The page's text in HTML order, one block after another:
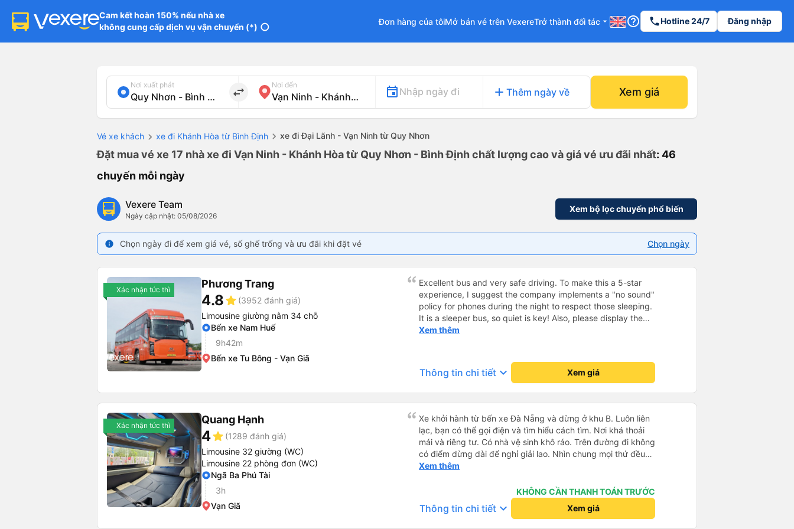
Cam kết hoàn 150% nếu nhà xe
không cung cấp dịch vụ vận chuyển (*) info
Đơn hàng của tôiMở bán vé trên VexereTrở thành đối tác arrow_drop_down help_outline phoneHotline 24/7 Đăng nhập
Nơi xuất phát
import_export
Nơi đến
Nhập ngày đi add Thêm ngày về Xem giá
Vé xe khách xe đi Khánh Hòa từ Bình Định xe đi Đại Lãnh - Vạn Ninh từ Quy Nhơn
Đặt mua vé xe 17 nhà xe đi Vạn Ninh - Khánh Hòa từ Quy Nhơn - Bình Định chất lượng cao và giá vé ưu đãi nhất: 46
chuyến mỗi ngày
Vexere Team
Ngày cập nhật: 05/08/2026
Xem bộ lọc chuyến phổ biến
info Chọn ngày đi để xem giá vé, số ghế trống và ưu đãi khi đặt vé Chọn ngày
Xác nhận tức thì Phương Trang
4.8star (3952 đánh giá)
Limousine giường nằm 34 chỗ
Bến xe Nam Huế
9h42m
Bến xe Tu Bông - Vạn Giã
Excellent bus and very safe driving. To make this a 5-star
experience, I suggest the company implements a "no sound"
policy for phones during the night to respect those sleeping.
It is a sleeper bus, so quiet is key! Also, please display the
Wi-Fi password clearly inside the cabin for convenience. I
hơn, tôi góp ý nhà xe nên có quy định rõ ràng về việc giữ im
lặng (tắt âm thanh điện thoại) vào ban đêm để tránh làm
Tôi vẫn sẽ tiếp tục ủng hộ nhà xe trong tương lai!
Xem thêm
Thông tin chi tiết keyboard_arrow_down Xem giá
Xác nhận tức thì Quang Hạnh
4star (1289 đánh giá)
Limousine 32 giường (WC)
Limousine 22 phòng đơn (WC)
Ngã Ba Phú Tài
3h
Vạn Giã
Xe khởi hành từ bến xe Đà Nẵng và dừng ở khu B. Luôn liên
lạc, bạn có thể gọi điện và tìm hiểu cách tìm. Nơi khá thoải
mái và riêng tư. Có nhà vệ sinh khô ráo. Trên đường đi không
có điểm dừng dài để nghỉ giải lao. Nhìn chung mọi thứ đều
tuyệt vời.
Xem thêm
KHÔNG CẦN THANH TOÁN TRƯỚC
Thông tin chi tiết keyboard_arrow_down Xem giá